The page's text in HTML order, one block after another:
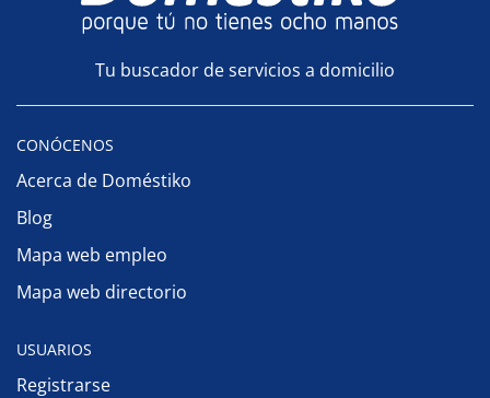
Tu buscador de servicios a domicilio
CONÓCENOS
Acerca de Doméstiko
Blog
Mapa web empleo
Mapa web directorio
USUARIOS
Registrarse